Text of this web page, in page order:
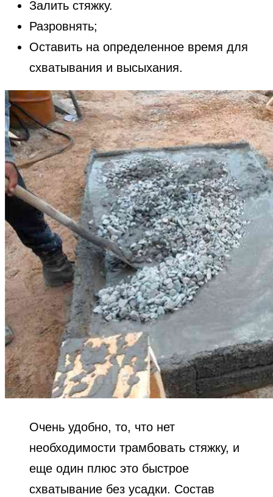
Залить стяжку.
Разровнять;
Оставить на определенное время для
схватывания и высыхания.
Очень удобно, то, что нет
необходимости трамбовать стяжку, и
еще один плюс это быстрое
схватывание без усадки. Состав